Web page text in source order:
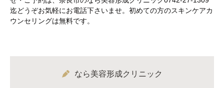
迄どうぞお気軽にお電話下さいませ。初めての方のスキンケアカ
ウンセリングは無料です。
なら美容形成クリニック